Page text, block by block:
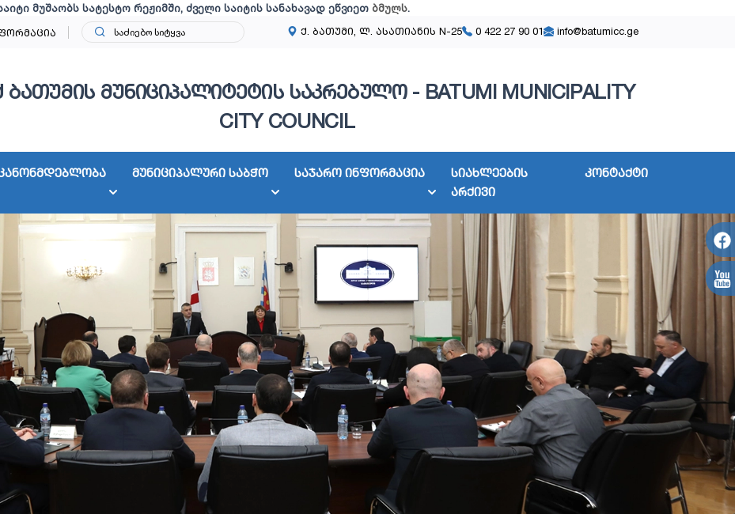
მუშაობს სატესტო რეჟიმში, ძველი საიტის სანახავად ეწვიეთ ბმულს.
ქ. ბათუმი, ლ. ასათიანის N-25 0 422 27 90 01 info@batumicc.ge
მუნიციპალიტეტის საკრებულო - BATUMI MUNICIPALITY
CITY COUNCIL
მუნიციპალური საბჭო საჯარო ინფორმაცია
სიახლეების
არქივი
კონტაქტი